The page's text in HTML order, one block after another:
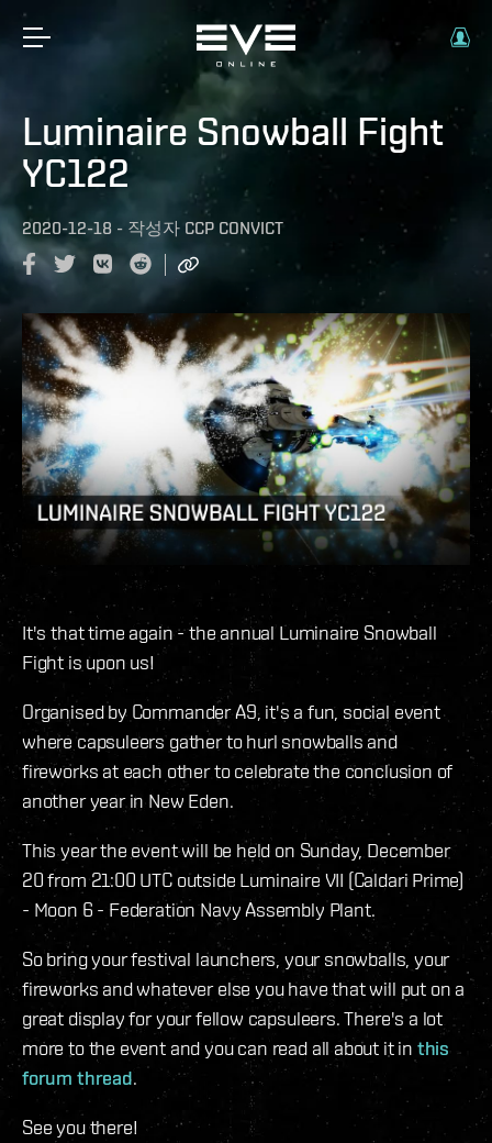
Luminaire Snowball Fight
YC122
2020-12-18 - 작성자 CCP CONVICT
It's that time again - the annual Luminaire Snowball
Fight is upon us!
Organised by Commander A9, it's a fun, social event
where capsuleers gather to hurl snowballs and
fireworks at each other to celebrate the conclusion of
another year in New Eden.
This year the event will be held on Sunday, December
20 from 21:00 UTC outside Luminaire VII (Caldari Prime)
- Moon 6 - Federation Navy Assembly Plant.
So bring your festival launchers, your snowballs, your
fireworks and whatever else you have that will put on a
great display for your fellow capsuleers. There's a lot
more to the event and you can read all about it in this
forum thread.
See you there!